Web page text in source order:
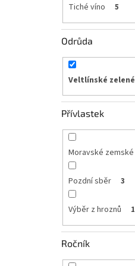
Tiché víno 5
Odrůda
Veltlínské zelené
Přívlastek
Moravské zemské
Pozdní sběr 3
Výběr z hroznů 1
Ročník